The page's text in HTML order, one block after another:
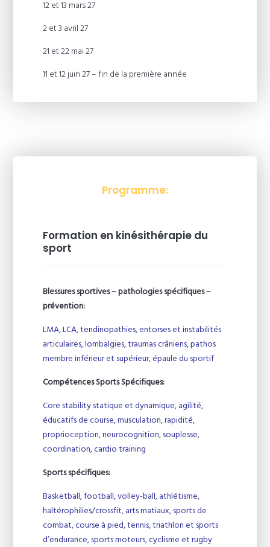
12 et 13 mars 27
2 et 3 avril 27
21 et 22 mai 27
11 et 12 juin 27 – fin de la première année
Programme:
Formation en kinésithérapie du
sport
Blessures sportives – pathologies spécifiques –
prévention:
LMA, LCA, tendinopathies, entorses et instabilités
articulaires, lombalgies, traumas crâniens, pathos
membre inférieur et supérieur, épaule du sportif
Compétences Sports Spécifiques:
Core stability statique et dynamique, agilité,
éducatifs de course, musculation, rapidité,
proprioception, neurocognition, souplesse,
coordination, cardio training
Sports spécifiques:
Basketball, football, volley-ball, athlétisme,
haltérophilies/crossfit, arts matiaux, sports de
combat, course à pied, tennis, triathlon et sports
d’endurance, sports moteurs, cyclisme et rugby